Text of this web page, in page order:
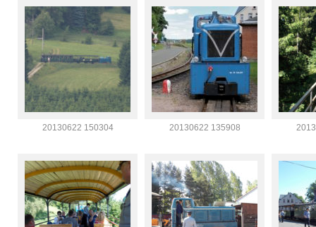
20130622 150304 20130622 135908